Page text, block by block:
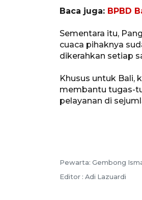
Baca juga: BPBD
Sementara itu,
cuaca pihaknya
dikerahkan setiap
Khusus untuk Bali,
membantu tugas-
pelayanan di
Pewarta: Gembong
Editor : Adi Lazuardi